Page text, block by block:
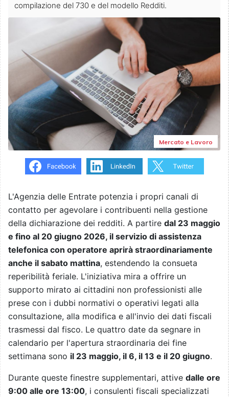
compilazione del 730 e del modello Redditi.
Mercato e Lavoro
L'Agenzia delle Entrate potenzia i propri canali di
contatto per agevolare i contribuenti nella gestione
della dichiarazione dei redditi. A partire dal 23 maggio
e fino al 20 giugno 2026, il servizio di assistenza
telefonica con operatore aprirà straordinariamente
anche il sabato mattina, estendendo la consueta
reperibilità feriale. L'iniziativa mira a offrire un
supporto mirato ai cittadini non professionisti alle
prese con i dubbi normativi o operativi legati alla
consultazione, alla modifica e all'invio dei dati fiscali
trasmessi dal fisco. Le quattro date da segnare in
calendario per l'apertura straordinaria dei fine
settimana sono il 23 maggio, il 6, il 13 e il 20 giugno.
Durante queste finestre supplementari, attive dalle ore
9:00 alle ore 13:00, i consulenti fiscali specializzati